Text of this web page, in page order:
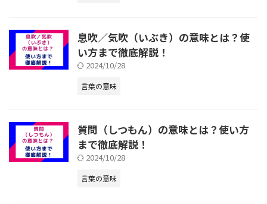
息吹／気吹（いぶき）の意味とは？使
い方まで徹底解説！
2024/10/28
言葉の意味
質問（しつもん）の意味とは？使い方
まで徹底解説！
2024/10/28
言葉の意味